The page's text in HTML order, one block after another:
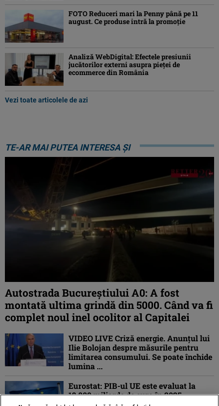
FOTO Reduceri mari la Penny până pe 11
august. Ce produse intră la promoție
Analiză WebDigital: Efectele presiunii
jucătorilor externi asupra pieței de
ecommerce din România
Vezi toate articolele de azi
TE-AR MAI PUTEA INTERESA ȘI
Autostrada Bucureștiului A0: A fost
montată ultima grindă din 5000. Când va fi
complet noul inel ocolitor al Capitalei
VIDEO LIVE Criză energie. Anunțul lui
Ilie Bolojan despre măsurile pentru
limitarea consumului. Se poate închide
lumina ...
Eurostat: PIB-ul UE este evaluat la
18.800 miliarde de euro în 2025